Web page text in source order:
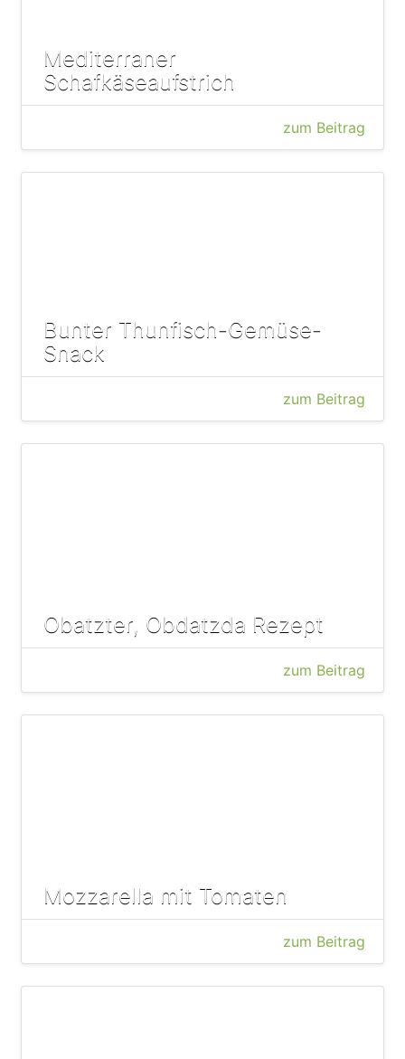
Mediterraner
Schafkäseaufstrich
zum Beitrag
Bunter Thunfisch-Gemüse-
Snack
zum Beitrag
Obatzter, Obdatzda Rezept
zum Beitrag
Mozzarella mit Tomaten
zum Beitrag